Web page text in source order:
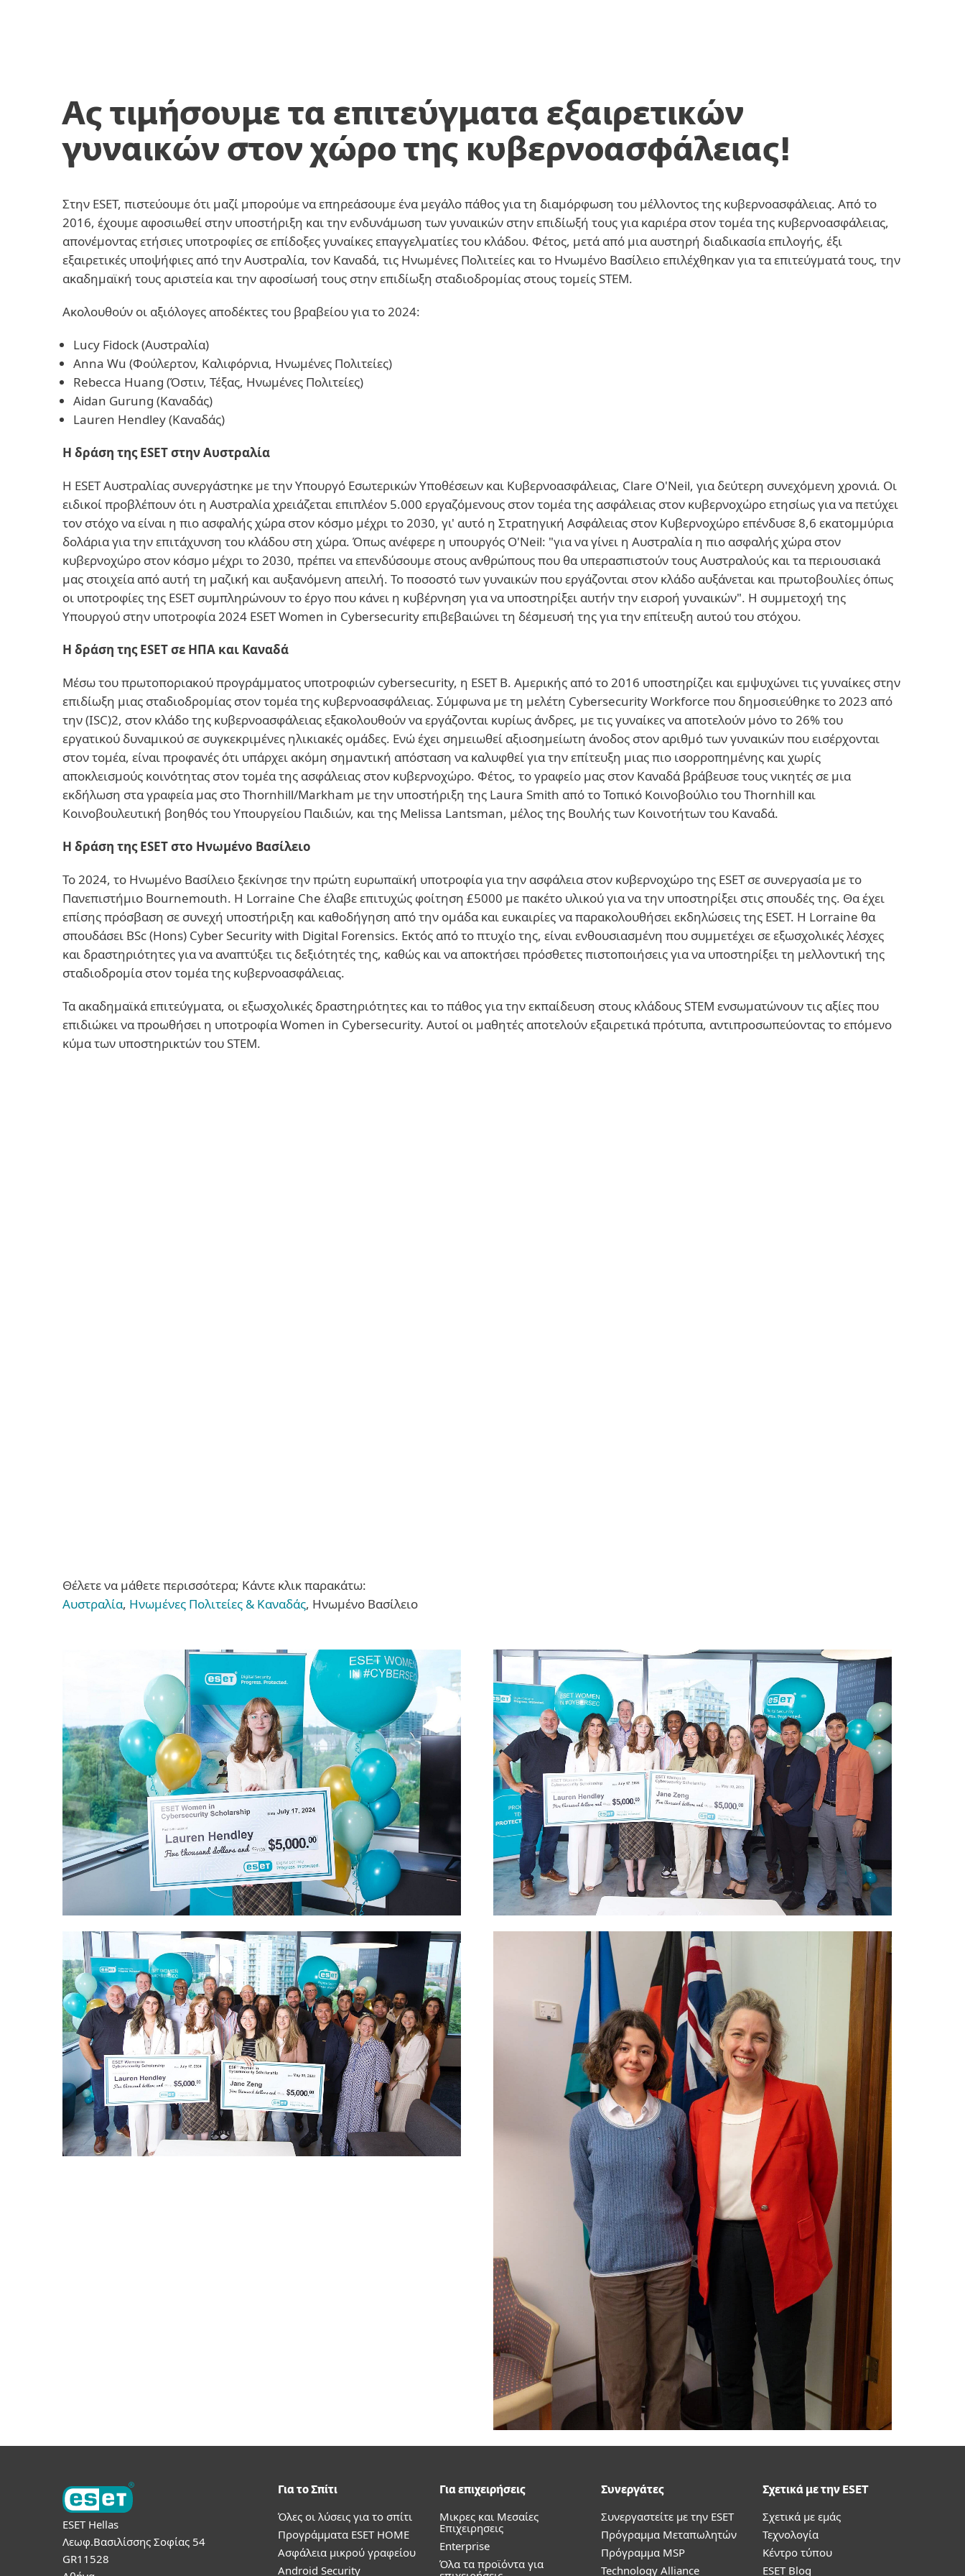
Ας τιμήσουμε τα επιτεύγματα εξαιρετικών
γυναικών στον χώρο της κυβερνοασφάλειας!
Στην ESET, πιστεύουμε ότι μαζί μπορούμε να επηρεάσουμε ένα μεγάλο πάθος για τη διαμόρφωση του μέλλοντος της κυβερνοασφάλειας. Από το
2016, έχουμε αφοσιωθεί στην υποστήριξη και την ενδυνάμωση των γυναικών στην επιδίωξή τους για καριέρα στον τομέα της κυβερνοασφάλειας,
απονέμοντας ετήσιες υποτροφίες σε επίδοξες γυναίκες επαγγελματίες του κλάδου. Φέτος, μετά από μια αυστηρή διαδικασία επιλογής, έξι
εξαιρετικές υποψήφιες από την Αυστραλία, τον Καναδά, τις Ηνωμένες Πολιτείες και το Ηνωμένο Βασίλειο επιλέχθηκαν για τα επιτεύγματά τους, την
ακαδημαϊκή τους αριστεία και την αφοσίωσή τους στην επιδίωξη σταδιοδρομίας στους τομείς STEM.
Ακολουθούν οι αξιόλογες αποδέκτες του βραβείου για το 2024:
Lucy Fidock (Αυστραλία)
Anna Wu (Φούλερτον, Καλιφόρνια, Ηνωμένες Πολιτείες)
Rebecca Huang (Όστιν, Τέξας, Ηνωμένες Πολιτείες)
Aidan Gurung (Καναδάς)
Lauren Hendley (Καναδάς)
Η δράση της ESET στην Αυστραλία
Η ESET Αυστραλίας συνεργάστηκε με την Υπουργό Εσωτερικών Υποθέσεων και Κυβερνοασφάλειας, Clare O'Neil, για δεύτερη συνεχόμενη χρονιά. Οι
ειδικοί προβλέπουν ότι η Αυστραλία χρειάζεται επιπλέον 5.000 εργαζόμενους στον τομέα της ασφάλειας στον κυβερνοχώρο ετησίως για να πετύχει
τον στόχο να είναι η πιο ασφαλής χώρα στον κόσμο μέχρι το 2030, γι' αυτό η Στρατηγική Ασφάλειας στον Κυβερνοχώρο επένδυσε 8,6 εκατομμύρια
δολάρια για την επιτάχυνση του κλάδου στη χώρα. Όπως ανέφερε η υπουργός O'Neil: "για να γίνει η Αυστραλία η πιο ασφαλής χώρα στον
κυβερνοχώρο στον κόσμο μέχρι το 2030, πρέπει να επενδύσουμε στους ανθρώπους που θα υπερασπιστούν τους Αυστραλούς και τα περιουσιακά
μας στοιχεία από αυτή τη μαζική και αυξανόμενη απειλή. Το ποσοστό των γυναικών που εργάζονται στον κλάδο αυξάνεται και πρωτοβουλίες όπως
οι υποτροφίες της ESET συμπληρώνουν το έργο που κάνει η κυβέρνηση για να υποστηρίξει αυτήν την εισροή γυναικών". Η συμμετοχή της
Υπουργού στην υποτροφία 2024 ESET Women in Cybersecurity επιβεβαιώνει τη δέσμευσή της για την επίτευξη αυτού του στόχου.
Η δράση της ESET σε ΗΠΑ και Καναδά
Μέσω του πρωτοποριακού προγράμματος υποτροφιών cybersecurity, η ESET Β. Αμερικής από το 2016 υποστηρίζει και εμψυχώνει τις γυναίκες στην
επιδίωξη μιας σταδιοδρομίας στον τομέα της κυβερνοασφάλειας. Σύμφωνα με τη μελέτη Cybersecurity Workforce που δημοσιεύθηκε το 2023 από
την (ISC)2, στον κλάδο της κυβερνοασφάλειας εξακολουθούν να εργάζονται κυρίως άνδρες, με τις γυναίκες να αποτελούν μόνο το 26% του
εργατικού δυναμικού σε συγκεκριμένες ηλικιακές ομάδες. Ενώ έχει σημειωθεί αξιοσημείωτη άνοδος στον αριθμό των γυναικών που εισέρχονται
στον τομέα, είναι προφανές ότι υπάρχει ακόμη σημαντική απόσταση να καλυφθεί για την επίτευξη μιας πιο ισορροπημένης και χωρίς
αποκλεισμούς κοινότητας στον τομέα της ασφάλειας στον κυβερνοχώρο. Φέτος, το γραφείο μας στον Καναδά βράβευσε τους νικητές σε μια
εκδήλωση στα γραφεία μας στο Thornhill/Markham με την υποστήριξη της Laura Smith από το Τοπικό Κοινοβούλιο του Thornhill και
Κοινοβουλευτική βοηθός του Υπουργείου Παιδιών, και της Melissa Lantsman, μέλος της Βουλής των Κοινοτήτων του Καναδά.
Η δράση της ESET στο Ηνωμένο Βασίλειο
Το 2024, το Ηνωμένο Βασίλειο ξεκίνησε την πρώτη ευρωπαϊκή υποτροφία για την ασφάλεια στον κυβερνοχώρο της ESET σε συνεργασία με το
Πανεπιστήμιο Bournemouth. Η Lorraine Che έλαβε επιτυχώς φοίτηση £5000 με πακέτο υλικού για να την υποστηρίξει στις σπουδές της. Θα έχει
επίσης πρόσβαση σε συνεχή υποστήριξη και καθοδήγηση από την ομάδα και ευκαιρίες να παρακολουθήσει εκδηλώσεις της ESET. Η Lorraine θα
σπουδάσει BSc (Hons) Cyber ​​Security with Digital Forensics. Εκτός από το πτυχίο της, είναι ενθουσιασμένη που συμμετέχει σε εξωσχολικές λέσχες
και δραστηριότητες για να αναπτύξει τις δεξιότητές της, καθώς και να αποκτήσει πρόσθετες πιστοποιήσεις για να υποστηρίξει τη μελλοντική της
σταδιοδρομία στον τομέα της κυβερνοασφάλειας.
Τα ακαδημαϊκά επιτεύγματα, οι εξωσχολικές δραστηριότητες και το πάθος για την εκπαίδευση στους κλάδους STEM ενσωματώνουν τις αξίες που
επιδιώκει να προωθήσει η υποτροφία Women in Cybersecurity. Αυτοί οι μαθητές αποτελούν εξαιρετικά πρότυπα, αντιπροσωπεύοντας το επόμενο
κύμα των υποστηρικτών του STEM.
Θέλετε να μάθετε περισσότερα; Κάντε κλικ παρακάτω:
Αυστραλία, Ηνωμένες Πολιτείες & Καναδάς, Ηνωμένο Βασίλειο
ESET Hellas
Λεωφ.Βασιλίσσης Σοφίας 54
GR11528
Για το Σπίτι
Όλες οι λύσεις για το σπίτι
Προγράμματα ESET HOME
Ασφάλεια μικρού γραφείου
Android Security
Για επιχειρήσεις
Μικρες και Μεσαίες
Επιχειρησεις
Enterprise
Όλα τα προϊόντα για
Συνεργάτες
Συνεργαστείτε με την ESET
Πρόγραμμα Μεταπωλητών
Πρόγραμμα MSP
Technology Alliance
Σχετικά με την ESET
Σχετικά με εμάς
Τεχνολογία
Κέντρο τύπου
ESET Blog